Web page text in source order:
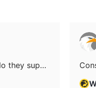
Which trading platforms are offered by Upbest, and do they support MT4, MT5, or cTrader?